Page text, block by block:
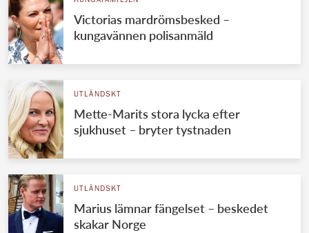
Victorias mardrömsbesked –
kungavännen polisanmäld
UTLÄNDSKT
Mette-Marits stora lycka efter
sjukhuset – bryter tystnaden
UTLÄNDSKT
Marius lämnar fängelset – beskedet
skakar Norge